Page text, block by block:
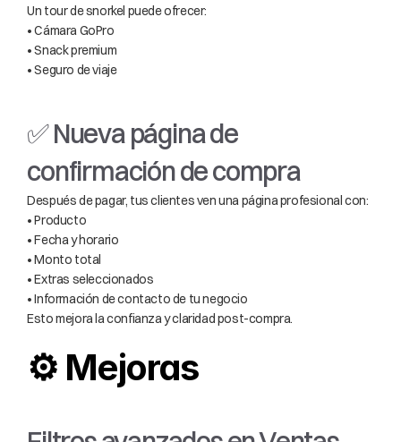
Un tour de snorkel puede ofrecer:
• Cámara GoPro
• Snack premium
• Seguro de viaje
✅ Nueva página de
confirmación de compra
Después de pagar, tus clientes ven una página profesional con:
• Producto
• Fecha y horario
• Monto total
• Extras seleccionados
• Información de contacto de tu negocio
Esto mejora la confianza y claridad post-compra.
⚙️ Mejoras